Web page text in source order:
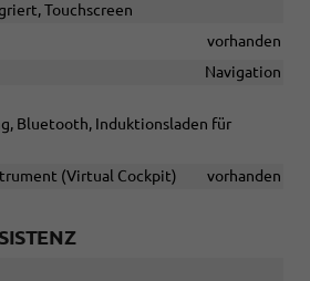
Touchscreen
vorhanden
Navigation
Bluetooth, Induktionsladen für
(Virtual Cockpit)
vorhanden